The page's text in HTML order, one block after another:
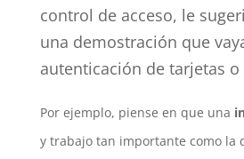
control de acceso, le
una demostración que
autenticación de tarjetas o
Por ejemplo, piense en que una
y trabajo tan importante como la